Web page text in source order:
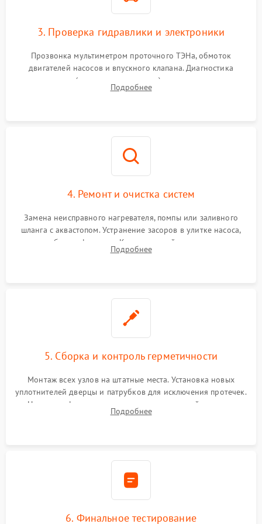
3. Проверка гидравлики и электроники
Прозвонка мультиметром проточного ТЭНа, обмоток
двигателей насосов и впускного клапана. Диагностика
прессостата (датчика уровня воды), датчика мутности,
концевика дверцы и электронного модуля управления.
Подробнее
4. Ремонт и очистка систем
Замена неисправного нагревателя, помпы или заливного
шланга с аквастопом. Устранение засоров в улитке насоса,
патрубках и фильтрах. Компонентный ремонт платы
управления, восстановление поврежденной проводки.
Подробнее
5. Сборка и контроль герметичности
Монтаж всех узлов на штатные места. Установка новых
уплотнителей дверцы и патрубков для исключения протечек.
Надежная фиксация хомутов гидравлической системы,
сборка корпуса и установка датчика поплавка.
Подробнее
6. Финальное тестирование